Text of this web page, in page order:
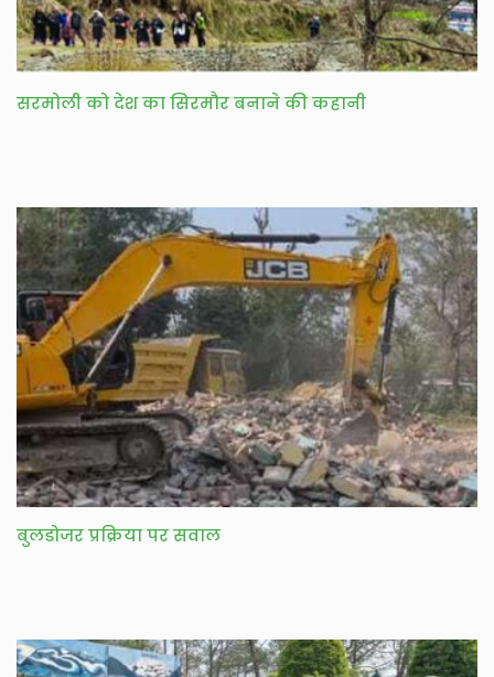
सरमोली को देश का सिरमौर बनाने की कहानी
बुलडोजर प्रक्रिया पर सवाल